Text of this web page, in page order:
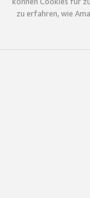
zu erfahren, wie